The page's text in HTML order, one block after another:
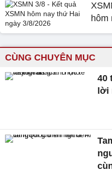
hôm
CÙNG CHUYÊN MỤC
40
lời